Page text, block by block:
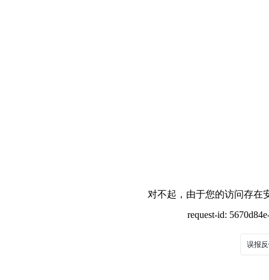
对不起，由于您的访问存在
request-id:
误报